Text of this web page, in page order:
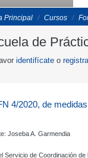
Principal Cursos
de
identifícate o
4/2020, de
Joseba A. Garmendia
Servicio de Coordinación de